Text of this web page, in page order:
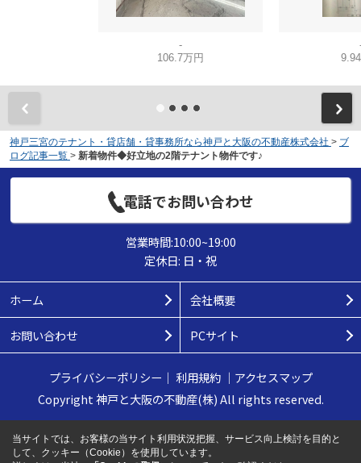
-
106.7万円
神戸三宮のテナント・貸店舗・貸事務所なら神戸と大阪の不動産株式会社 > ブ
ログ記事一覧 > 新着物件◆好立地の2階テナント物件です♪
電話でお問い合わせ
営業時間:10:00~19:00
定休日: 日・祝
ホーム 会社概要
お問い合わせ PCサイト
プライバシーポリシー ｜ 利用規約｜ アクセスマップ
Copyright 神戸と大阪の不動産(株) All rights reserved.
当サイトでは、お客様の当サイト利用状況把握、サービス向上検討を目的と
して、クッキー（Cookie）を使用しています。